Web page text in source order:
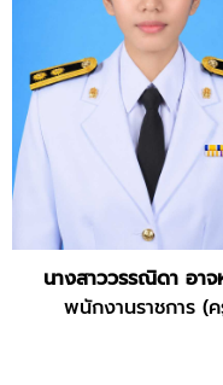
นางสาววรรณิดา อา
พนักงานราชการ (